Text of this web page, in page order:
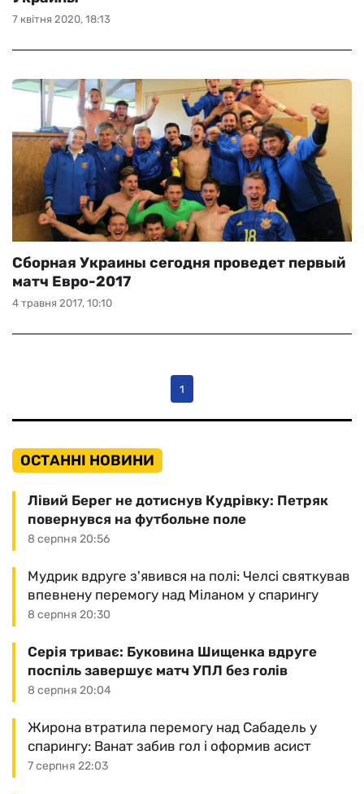
7 квітня 2020, 18:13
4 травня 2017, 10:10
Сборная Украины сегодня проведет первый
матч Евро-2017
1
ОСТАННІ НОВИНИ
8 серпня 20:56
Лівий Берег не дотиснув Кудрівку: Петряк
повернувся на футбольне поле
8 серпня 20:30
Мудрик вдруге з'явився на полі: Челсі святкував
впевнену перемогу над Міланом у спарингу
8 серпня 20:04
Серія триває: Буковина Шищенка вдруге
поспіль завершує матч УПЛ без голів
7 серпня 22:03
Жирона втратила перемогу над Сабадель у
спарингу: Ванат забив гол і оформив асист